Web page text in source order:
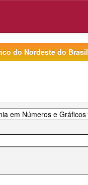
do Nordeste do Brasil